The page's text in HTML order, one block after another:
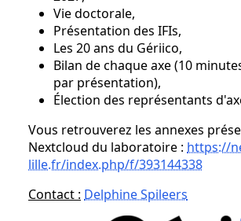
Vie doctorale,
Présentation des IFIs,
Les 20 ans du Gériico,
Bilan de chaque axe (10
par présentation),
Élection des représentants
Vous retrouverez les annexes
Nextcloud du laboratoire : https://
lille.fr/index.php/f/393144338
Contact : Delphine Spileers